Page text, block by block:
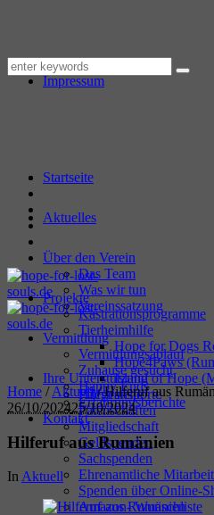
Datenschutzerklärung
Impressum
Startseite
Aktuelles
Über den Verein
Das Team
Was wir tun
Vereinssatzung
Projekte
Kastrationsprogramme
Tierheimhilfe
Hope for Dogs
Hope4Paws
Island of Hope
Hilfstransporte
Vermittlung
Vermittlungsablauf
Zuhause gesucht
Happy Ends
Erfahrungsberichte
Ihre Unterstützung
Pflegestelle
Patenschaften
Mitgliedschaft
Geldspenden
Sachspenden
Ehrenamtliche Mitarbeit
Spenden über Online-
Amazon- Wunschliste
Kontakt
Home /Aktuell /Hilferuf aus
26/10/202425/10/2024
Hilferuf aus Rumänien
InAktuell